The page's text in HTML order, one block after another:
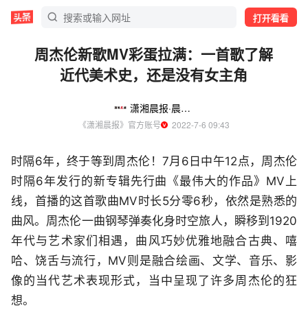
打开看看
周杰伦新歌MV彩蛋拉满：一首歌了解
近代美术史，还是没有女主角
潇湘晨报·晨视频
《潇湘晨报》官方账号
  2022-7-6 09:43
时隔6年，终于等到周杰伦！7月6日中午12点，周杰伦
时隔6年发行的新专辑先行曲《最伟大的作品》MV上
线，首播的这首歌曲MV时长5分零6秒，依然是熟悉的
曲风。周杰伦一曲钢琴弹奏化身时空旅人，瞬移到1920
年代与艺术家们相遇，曲风巧妙优雅地融合古典、嘻
哈、饶舌与流行，MV则是融合绘画、文学、音乐、影
像的当代艺术表现形式，当中呈现了许多周杰伦的狂
想。